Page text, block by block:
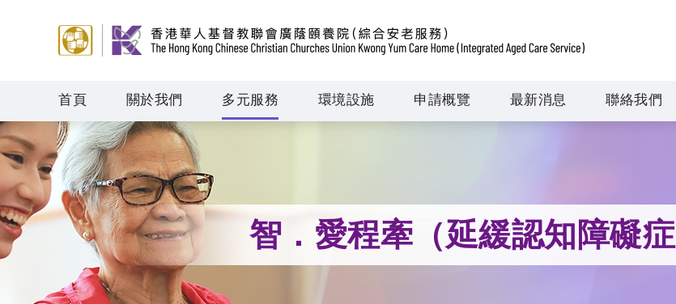
首頁 關於我們 多元服務 環境設施 申請概覽 最新消息 聯絡我們
智．愛程牽（延緩認知障礙症